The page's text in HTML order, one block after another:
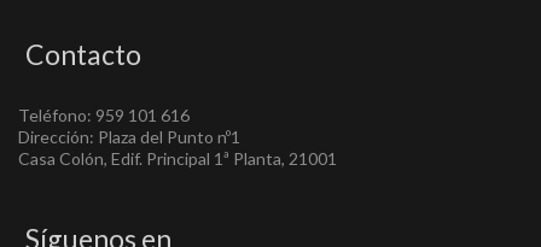
Contacto
Teléfono: 959 101 616
Dirección: Plaza del Punto nº1
Casa Colón, Edif. Principal 1ª Planta, 21001
Síguenos en